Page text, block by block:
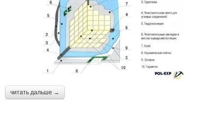
читать дальше →